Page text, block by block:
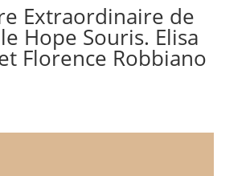
Extraordinaire de
Hope Souris. Elisa
Florence Robbiano